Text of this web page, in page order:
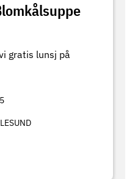
gratis lunsj på